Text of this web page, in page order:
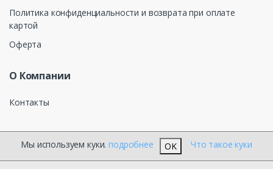
Политика конфиденциальности и возврата при оплате
картой
Оферта
О Компании
Контакты
КЕЛТОС ЭЛЕКТРОТЕХНИКА
Мы используем куки.подробнее OK Что такое куки